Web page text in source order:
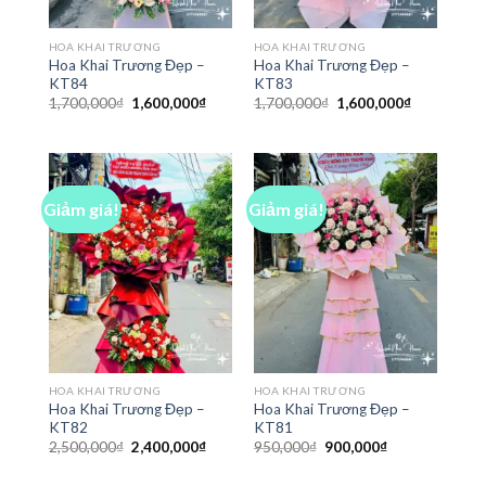
HOA KHAI TRƯƠNG
Hoa Khai Trương Đẹp –
KT84
1,700,000₫ Giá
gốc
1,600,000₫Giá
1,600,000₫.
HOA KHAI TRƯƠNG
Hoa Khai Trương Đẹp –
KT83
1,700,000₫ Giá
gốc
1,600,000₫Giá
Giảm giá!
HOA KHAI TRƯƠNG
Hoa Khai Trương Đẹp –
KT82
2,500,000₫ Giá
gốc
2,400,000₫Giá
Giảm giá!
HOA KHAI TRƯƠNG
Hoa Khai Trương Đẹp –
KT81
950,000₫ Giá
900,000₫Giá